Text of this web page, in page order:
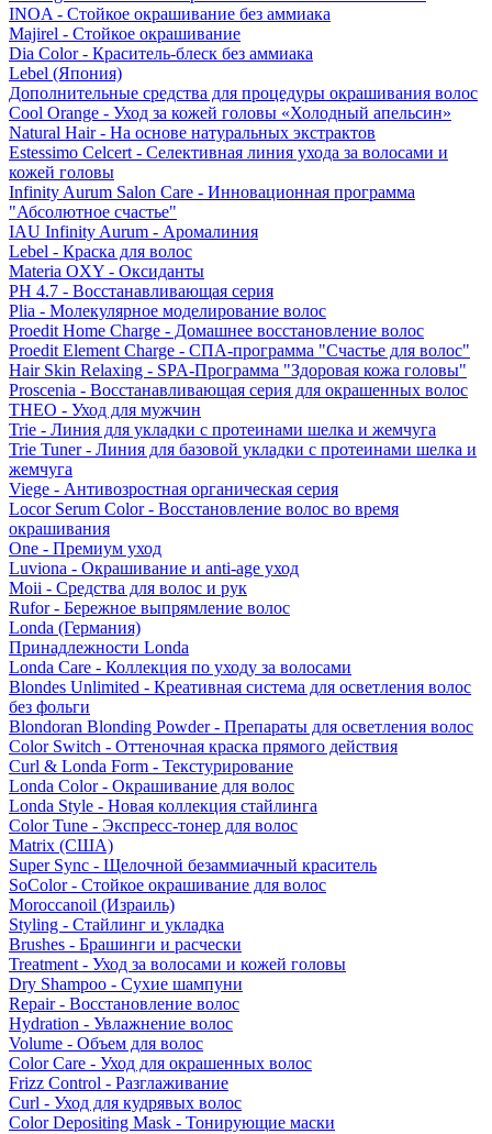
INOA - Стойкое окрашивание без аммиака
Majirel - Стойкое окрашивание
Dia Color - Краситель-блеск без аммиака
Lebel (Япония)
Дополнительные средства для процедуры окрашивания волос
Cool Orange - Уход за кожей головы «Холодный апельсин»
Natural Hair - На основе натуральных экстрактов
Estessimo Celcert - Селективная линия ухода за волосами и
кожей головы
Infinity Aurum Salon Care - Инновационная программа
"Абсолютное счастье"
IAU Infinity Aurum - Аромалиния
Lebel - Краска для волос
Materia OXY - Оксиданты
PH 4.7 - Восстанавливающая серия
Plia - Молекулярное моделирование волос
Proedit Home Charge - Домашнее восстановление волос
Proedit Element Charge - СПА-программа "Счастье для волос"
Hair Skin Relaxing - SPA-Программа "Здоровая кожа головы"
Proscenia - Восстанавливающая серия для окрашенных волос
THEO - Уход для мужчин
Trie - Линия для укладки с протеинами шелка и жемчуга
Trie Tuner - Линия для базовой укладки с протеинами шелка и
жемчуга
Viege - Антивозростная органическая серия
Locor Serum Color - Восстановление волос во время
окрашивания
One - Премиум уход
Luviona - Окрашивание и anti-age уход
Moii - Средства для волос и рук
Rufor - Бережное выпрямление волос
Londa (Германия)
Принадлежности Londa
Londa Care - Коллекция по уходу за волосами
Blondes Unlimited - Креативная система для осветления волос
без фольги
Blondoran Blonding Powder - Препараты для осветления волос
Color Switch - Оттеночная краска прямого действия
Curl & Londa Form - Текстурирование
Londa Color - Окрашивание для волос
Londa Style - Новая коллекция стайлинга
Color Tune - Экспресс-тонер для волос
Matrix (США)
Super Sync - Щелочной безаммиачный краситель
SoColor - Стойкое окрашивание для волос
Moroccanoil (Израиль)
Styling - Стайлинг и укладка
Brushes - Брашинги и расчески
Treatment - Уход за волосами и кожей головы
Dry Shampoo - Сухие шампуни
Repair - Восстановление волос
Hydration - Увлажнение волос
Volume - Объем для волос
Color Care - Уход для окрашенных волос
Frizz Control - Разглаживание
Curl - Уход для кудрявых волос
Color Depositing Mask - Тонирующие маски